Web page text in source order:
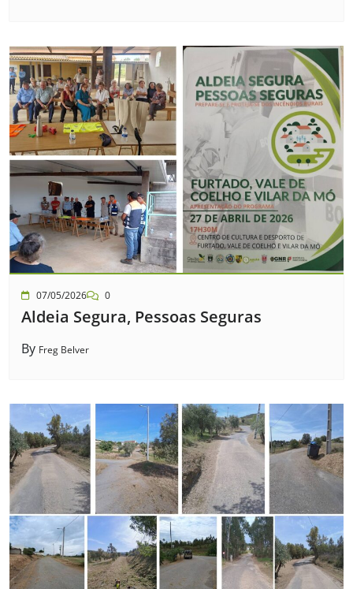
07/05/2026 0
Aldeia Segura, Pessoas Seguras
By Freg Belver